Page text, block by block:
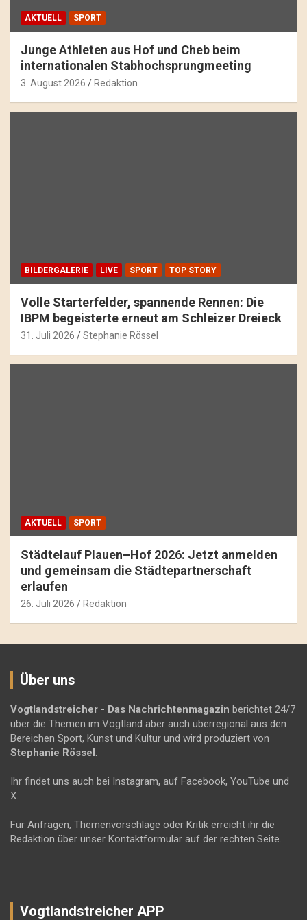
AKTUELL SPORT
Junge Athleten aus Hof und Cheb beim
internationalen Stabhochsprungmeeting
3. August 2026 Redaktion
BILDERGALERIE LIVE SPORT TOP STORY
Volle Starterfelder, spannende Rennen: Die
IBPM begeisterte erneut am Schleizer Dreieck
31. Juli 2026 Stephanie Rössel
AKTUELL SPORT
Städtelauf Plauen–Hof 2026: Jetzt anmelden
und gemeinsam die Städtepartnerschaft
erlaufen
26. Juli 2026 Redaktion
Über uns
Vogtlandstreicher - Das Nachrichtenmagazin berichtet 24/7
über die Themen im Vogtland aber auch überregional aus den
Bereichen Sport, Kunst und Kultur und wird produziert von
Stephanie Rössel.
Ihr findet uns auch bei Instagram, auf Facebook, YouTube und
X.
Für Anfragen, Themenvorschläge oder Kritik erreicht ihr die
Redaktion über unser Kontaktformular auf der rechten Seite.
Vogtlandstreicher APP